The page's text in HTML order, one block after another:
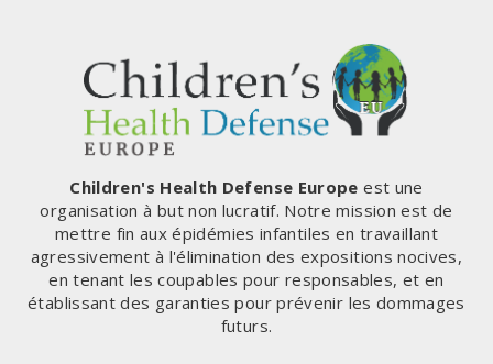
Children's Health Defense Europe est une
organisation à but non lucratif. Notre mission est de
mettre fin aux épidémies infantiles en travaillant
agressivement à l'élimination des expositions nocives,
en tenant les coupables pour responsables, et en
établissant des garanties pour prévenir les dommages
futurs.